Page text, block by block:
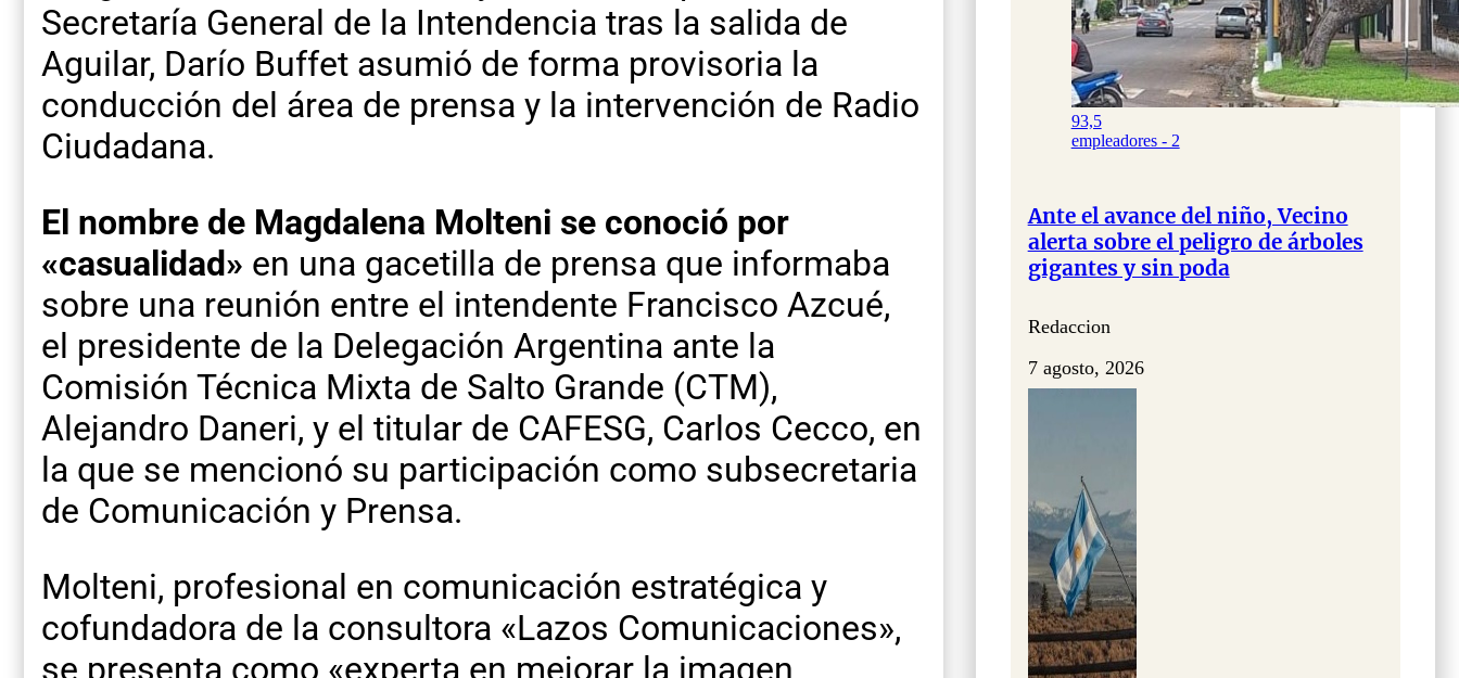
Secretaría General de la Intendencia tras la salida de
Aguilar, Darío Buffet asumió de forma provisoria la
conducción del área de prensa y la intervención de Radio
Ciudadana.
El nombre de Magdalena Molteni se conoció por
«casualidad» en una gacetilla de prensa que informaba
sobre una reunión entre el intendente Francisco Azcué,
el presidente de la Delegación Argentina ante la
Comisión Técnica Mixta de Salto Grande (CTM),
Alejandro Daneri, y el titular de CAFESG, Carlos Cecco, en
la que se mencionó su participación como subsecretaria
de Comunicación y Prensa.
Molteni, profesional en comunicación estratégica y
cofundadora de la consultora «Lazos Comunicaciones»,
se presenta como «experta en mejorar la imagen
93,5
empleadores - 2
Ante el avance del niño, Vecino
alerta sobre el peligro de árboles
gigantes y sin poda
Redaccion
7 agosto, 2026